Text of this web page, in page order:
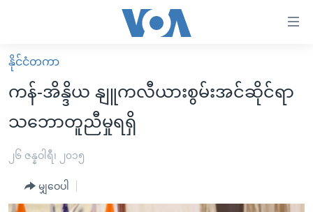
လွယ်ကူ
စေ
များ
အကြောင်းအရာ
မူလစာမျက်နှာ
မြန်မာ
ကမ္ဘာ့သတင်းများ
နိုင်ငံတကာ
ဗွီဒီယို
ရပ်ဝန်းတခု လမ်းတခု အလွန်
နိုင်ငံတကာ
ကန်-အိန္ဒိယ နျူကလီယားစွမ်းအင်ဆိုင်ရာ
သဘောတူညီမှုရရှိ
၂၆ ဇန္နဝါရီ၊ ၂၀၁၅
မျှဝေပါ